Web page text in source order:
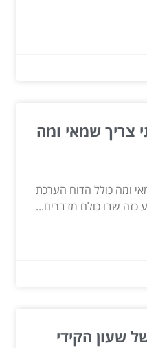
צריך שמאי ומה
ומה כולל הדוח הערכת
כזה שבו כולם מדברים...
שעון הקידי